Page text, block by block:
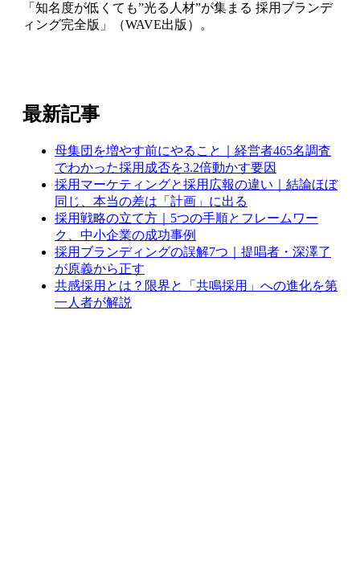
「知名度が低くても”光る人材”が集まる 採用ブランデ
ィング完全版」（WAVE出版）。
最新記事
母集団を増やす前にやること｜経営者465名調査
でわかった採用成否を3.2倍動かす要因
採用マーケティングと採用広報の違い｜結論ほぼ
同じ、本当の差は「計画」に出る
採用戦略の立て方｜5つの手順とフレームワー
ク、中小企業の成功事例
採用ブランディングの誤解7つ｜提唱者・深澤了
が原義から正す
共感採用とは？限界と「共鳴採用」への進化を第
一人者が解説